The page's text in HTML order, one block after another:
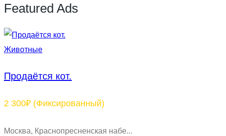
Featured Ads
Животные
Продаётся кот.
2 300₽ (Фиксированный)
Москва, Краснопресненская набе...